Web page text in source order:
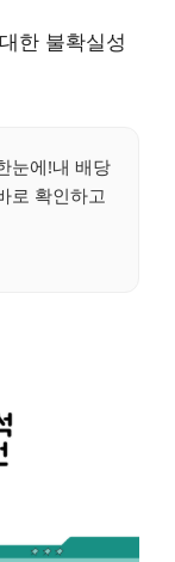
한 불확실성
눈에!내 배당
로 확인하고